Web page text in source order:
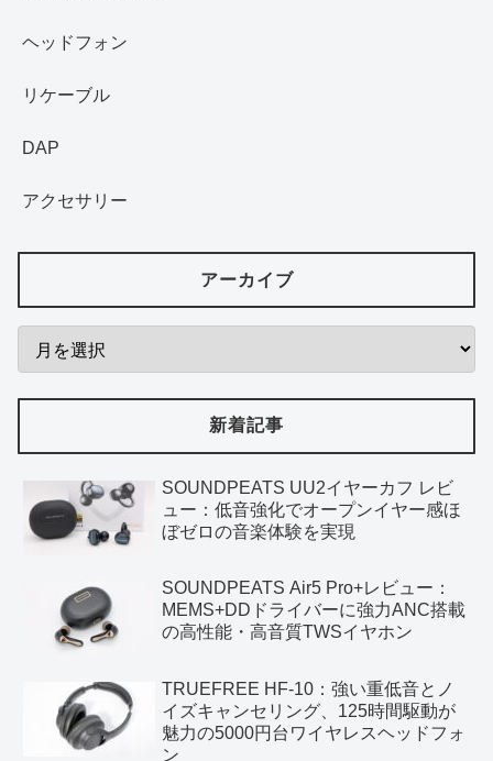
ヘッドフォン
リケーブル
DAP
アクセサリー
アーカイブ
新着記事
SOUNDPEATS UU2イヤーカフ レビ
ュー：低音強化でオープンイヤー感ほ
ぼゼロの音楽体験を実現
SOUNDPEATS Air5 Pro+レビュー：
MEMS+DDドライバーに強力ANC搭載
の高性能・高音質TWSイヤホン
TRUEFREE HF-10：強い重低音とノ
イズキャンセリング、125時間駆動が
魅力の5000円台ワイヤレスヘッドフォ
ン